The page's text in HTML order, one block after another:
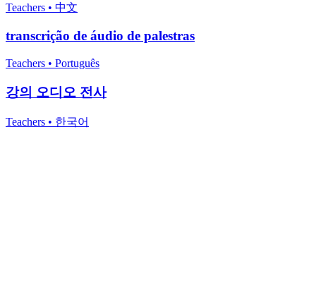
Teachers • 中文
transcrição de áudio de palestras
Teachers • Português
강의 오디오 전사
Teachers • 한국어